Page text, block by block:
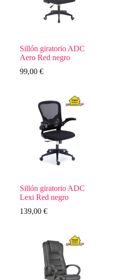
Sillón giratorio ADC
Aero Red negro
99,00 €
Sillón giratorio ADC
Lexi Red negro
139,00 €